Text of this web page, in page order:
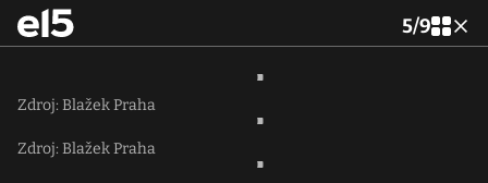
5/9
Zdroj: Blažek Praha
Zdroj: Blažek Praha